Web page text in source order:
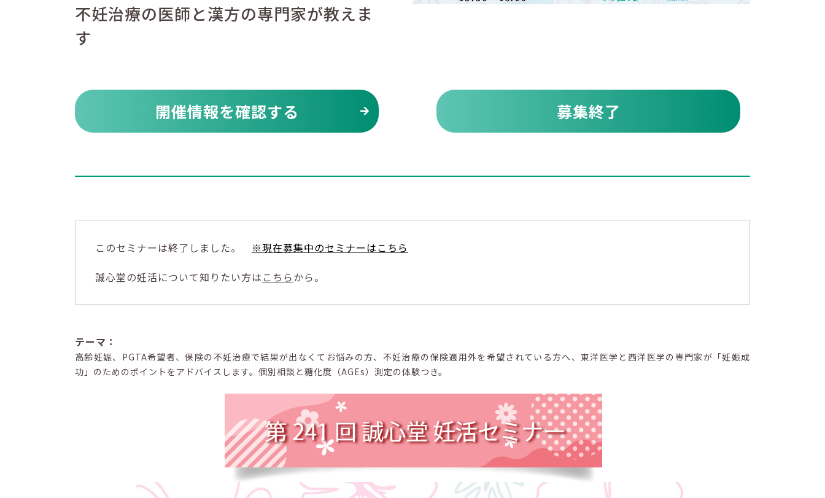
不妊治療の医師と漢方の専門家が教えま
す
開催情報を確認する 募集終了
このセミナーは終了しました。 ※現在募集中のセミナーはこちら
誠心堂の妊活について知りたい方は こちらから。
テーマ：
高齢妊娠、PGTA希望者、保険の不妊治療で結果が出なくてお悩みの方、不妊治療の保険適用外を希望されている方へ、東洋医学と西洋医学の専門家が「妊娠成
功」のためのポイントをアドバイスします。個別相談と糖化度（AGEs）測定の体験つき。